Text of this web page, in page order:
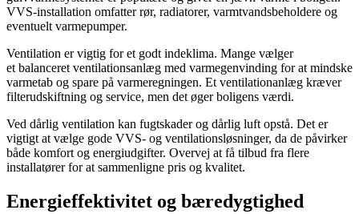
VVS-installation omfatter rør, radiatorer, varmtvandsbeholdere og
eventuelt varmepumper.
Ventilation er vigtig for et godt indeklima. Mange vælger
et balanceret ventilationsanlæg med varmegenvinding for at mindske
varmetab og spare på varmeregningen. Et ventilationanlæg kræver
filterudskiftning og service, men det øger boligens værdi.
Ved dårlig ventilation kan fugtskader og dårlig luft opstå. Det er
vigtigt at vælge gode VVS- og ventilationsløsninger, da de påvirker
både komfort og energiudgifter. Overvej at få tilbud fra flere
installatører for at sammenligne pris og kvalitet.
Energieffektivitet og bæredygtighed